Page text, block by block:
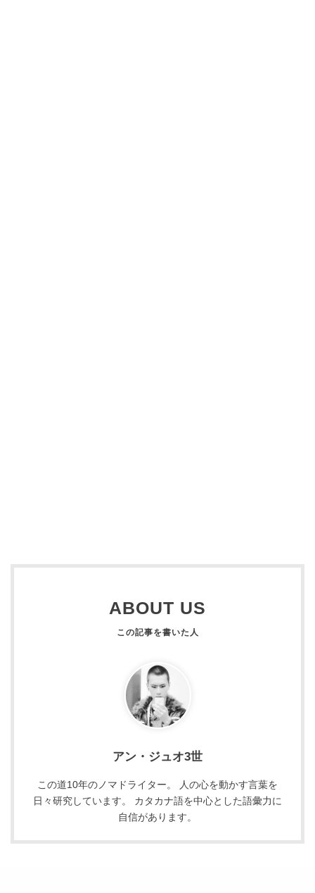
ABOUT US
アン・ジュオ3世
この道10年のノマドライター。 人の心を動かす言葉を
日々研究しています。 カタカナ語を中心とした語彙力に
自信があります。